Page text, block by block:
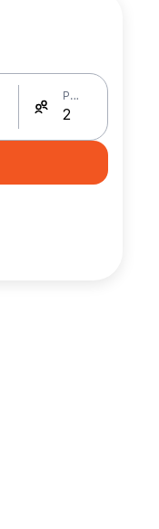
Personas